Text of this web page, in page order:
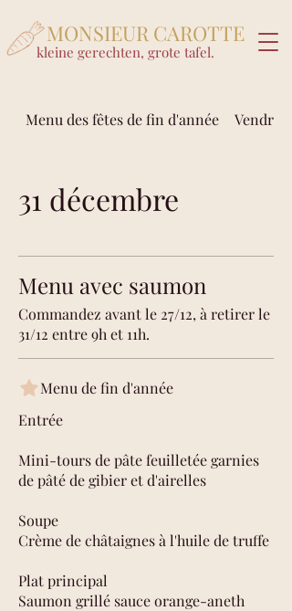
MONSIEUR CAROTTE
kleine gerechten, grote tafel.
Menu des fêtes de fin d'année Vendredi
31 décembre
Menu avec saumon
Commandez avant le 27/12, à retirer le
31/12 entre 9h et 11h.
Menu de fin d'année
Entrée
Mini-tours de pâte feuilletée garnies
de pâté de gibier et d'airelles
Soupe
Crème de châtaignes à l'huile de truffe
Plat principal
Saumon grillé sauce orange-aneth